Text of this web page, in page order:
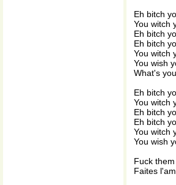
Eh bitch
You witch
Eh bitch
Eh bitch
You witch
You wish
What's
Eh bitch
You witch
Eh bitch
Eh bitch
You witch
You wish
Fuck
Faites